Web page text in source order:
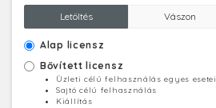
Letöltés Vászon
Alap licensz
Bővített licensz
Üzleti célú felhasználás egyes esetei
Sajtó célú felhasználás
Kiállítás